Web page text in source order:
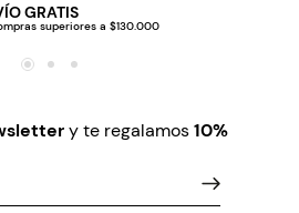
GRATIS
superiores a $130.000
y te regalamos10%